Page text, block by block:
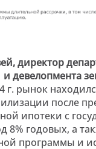
,директорд
и девелопмента
г. рынок
после
ипотеки с
8% годовых, а
программы и